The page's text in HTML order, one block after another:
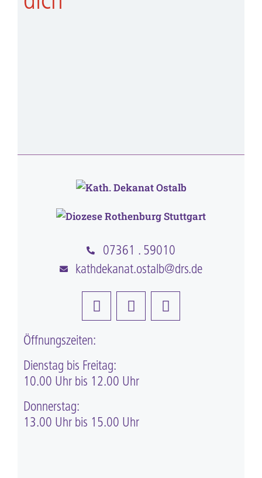
07361 . 59010
kathdekanat.ostalb@drs.de
Öffnungszeiten:
Dienstag bis Freitag:
10.00 Uhr bis 12.00 Uhr
Donnerstag:
13.00 Uhr bis 15.00 Uhr